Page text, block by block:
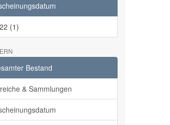
(1)
Bestand
& Sammlungen